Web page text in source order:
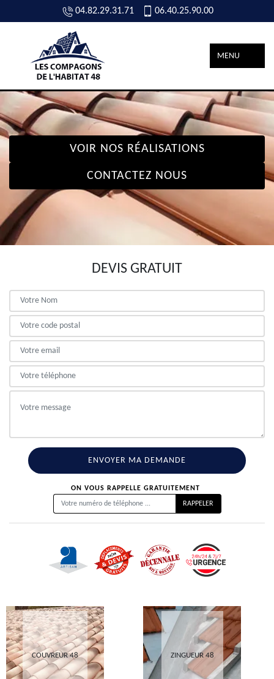
04.82.29.31.71 06.40.25.90.00
MENU
VOIR NOS RÉALISATIONS
CONTACTEZ NOUS
DEVIS GRATUIT
ON VOUS RAPPELLE GRATUITEMENT
COUVREUR 48 ZINGUEUR 48